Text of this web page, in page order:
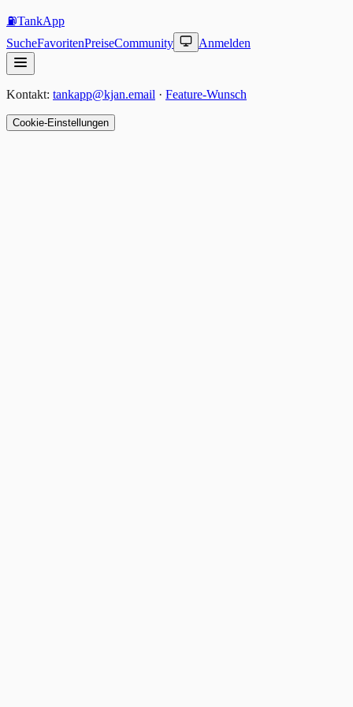
⛽TankApp
SucheFavoritenPreiseCommunity Anmelden
Kontakt: tankapp@kjan.email · Feature-Wunsch
Cookie-Einstellungen